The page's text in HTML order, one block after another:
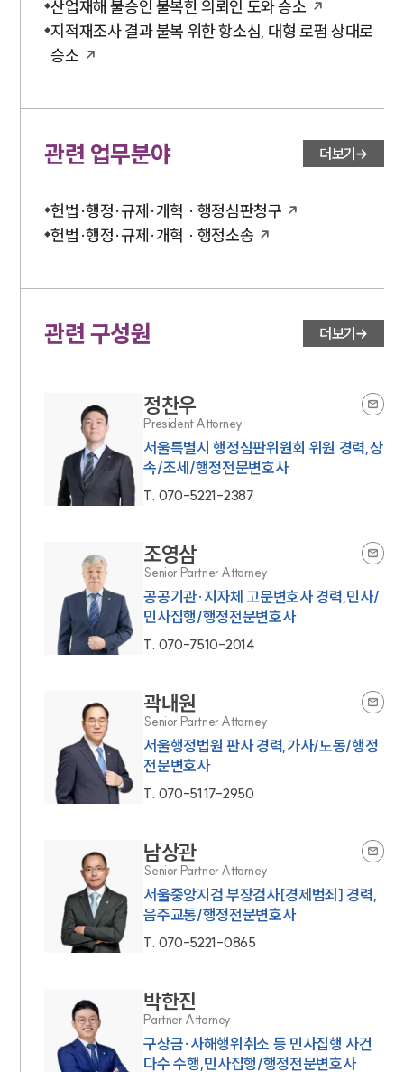
산업재해 불승인 불복한 의뢰인 도와 승소
지적재조사 결과 불복 위한 항소심, 대형 로펌 상대로
승소
관련 업무분야 더보기
헌법·행정·규제·개혁 · 행정심판청구
헌법·행정·규제·개혁 · 행정소송
관련 구성원 더보기
정찬우
President Attorney
서울특별시 행정심판위원회 위원 경력,상
속/조세/행정전문변호사
T. 070-5221-2387
조영삼
Senior Partner Attorney
공공기관·지자체 고문변호사 경력,민사/
민사집행/행정전문변호사
T. 070-7510-2014
곽내원
Senior Partner Attorney
서울행정법원 판사 경력,가사/노동/행정
전문변호사
T. 070-5117-2950
남상관
Senior Partner Attorney
서울중앙지검 부장검사[경제범죄] 경력,
음주교통/행정전문변호사
T. 070-5221-0865
박한진
Partner Attorney
구상금·사해행위취소 등 민사집행 사건
다수 수행,민사집행/행정전문변호사